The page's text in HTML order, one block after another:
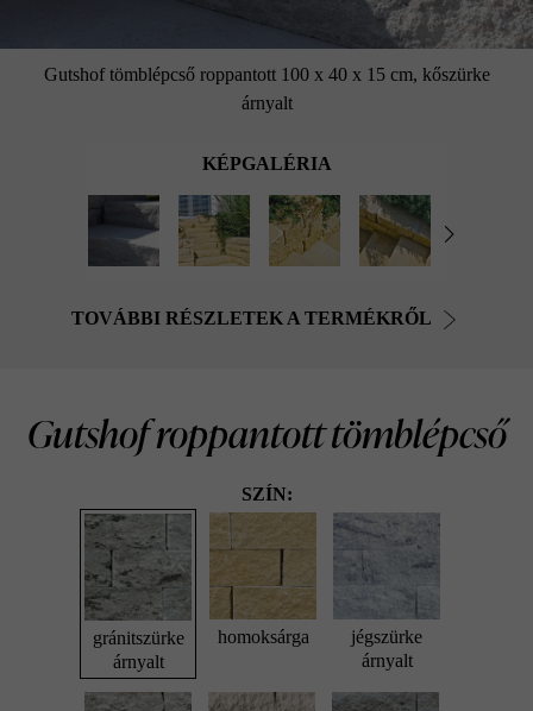
Gutshof tömblépcső roppantott 100 x 40 x 15 cm, kőszürke
árnyalt
KÉPGALÉRIA
TOVÁBBI RÉSZLETEK A TERMÉKRŐL
Gutshof roppantott tömblépcső
SZÍN:
gránitszürke
árnyalt
homoksárga
jégszürke
árnyalt